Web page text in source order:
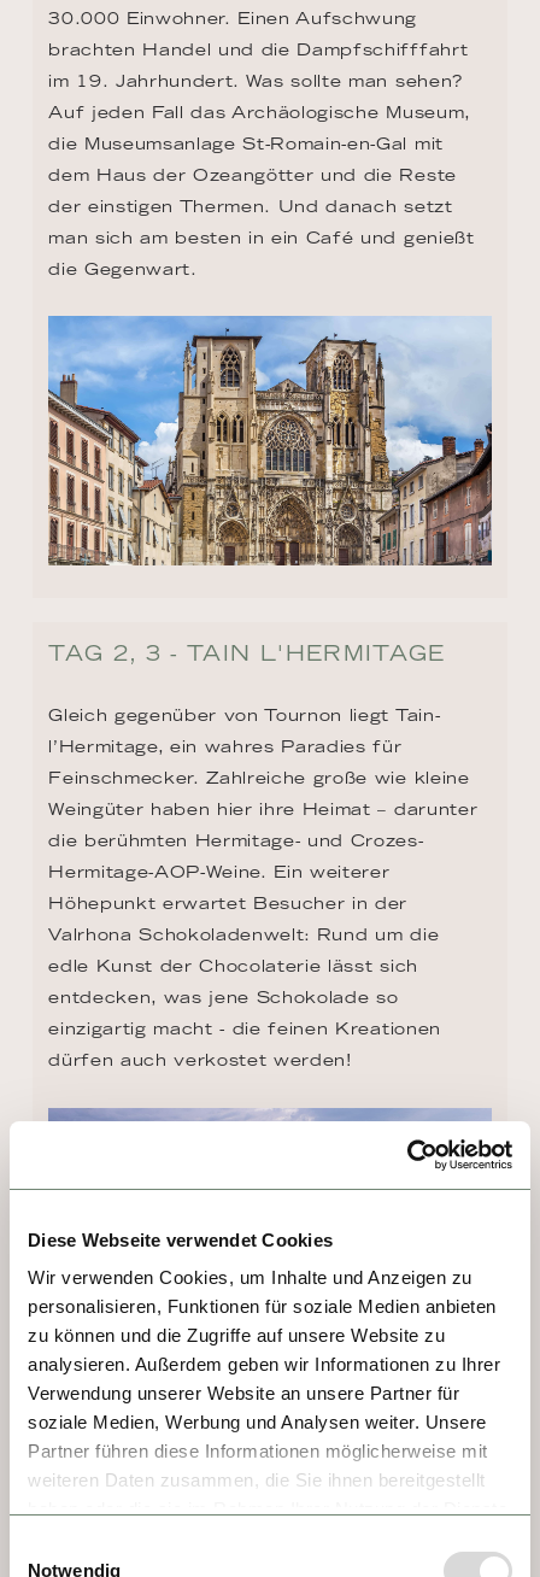
Diese Webseite verwendet Cookies
Wir verwenden Cookies, um Inhalte und Anzeigen zu
personalisieren, Funktionen für soziale Medien anbieten
zu können und die Zugriffe auf unsere Website zu
analysieren. Außerdem geben wir Informationen zu Ihrer
Verwendung unserer Website an unsere Partner für
soziale Medien, Werbung und Analysen weiter. Unsere
Partner führen diese Informationen möglicherweise mit
weiteren Daten zusammen, die Sie ihnen bereitgestellt
Notwendig
30.000 Einwohner. Einen Aufschwung
brachten Handel und die Dampfschifffahrt
im 19. Jahrhundert. Was sollte man sehen?
Auf jeden Fall das Archäologische Museum,
die Museumsanlage St-Romain-en-Gal mit
dem Haus der Ozeangötter und die Reste
der einstigen Thermen. Und danach setzt
man sich am besten in ein Café und genießt
die Gegenwart.
TAG 2, 3 - TAIN L'HERMITAGE
Gleich gegenüber von Tournon liegt Tain-
l’Hermitage, ein wahres Paradies für
Feinschmecker. Zahlreiche große wie kleine
Weingüter haben hier ihre Heimat – darunter
die berühmten Hermitage- und Crozes-
Hermitage-AOP-Weine. Ein weiterer
Höhepunkt erwartet Besucher in der
Valrhona Schokoladenwelt: Rund um die
edle Kunst der Chocolaterie lässt sich
entdecken, was jene Schokolade so
einzigartig macht - die feinen Kreationen
dürfen auch verkostet werden!
TAG 4 - VIVIERS
kommen. Enge Gassen. Kopfsteinpflaster.